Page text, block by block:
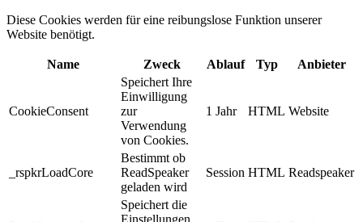
Diese Cookies werden für eine reibungslose Funktion unserer
Website benötigt.
Name Zweck Ablauf Typ Anbieter
CookieConsent
Speichert Ihre
Einwilligung
zur
Verwendung
von Cookies.
1 Jahr HTML Website
_rspkrLoadCore
Bestimmt ob
ReadSpeaker
geladen wird
Session HTML Readspeaker
Speichert die
Einstellungen